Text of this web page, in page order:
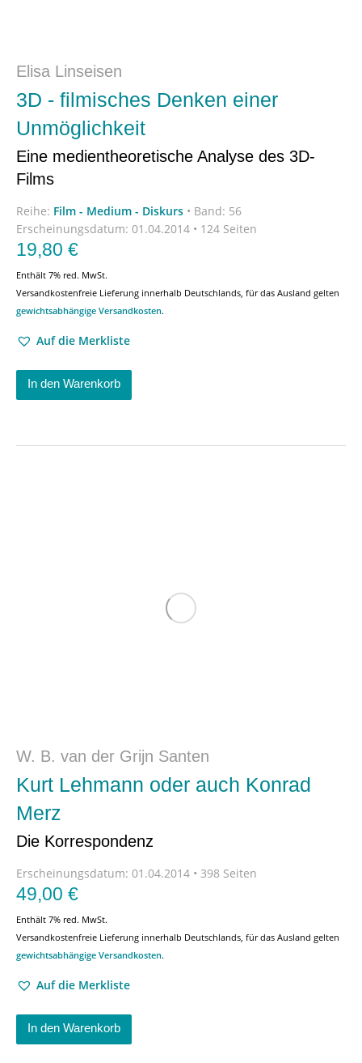
Elisa Linseisen
3D - filmisches Denken einer
Unmöglichkeit
Eine medientheoretische Analyse des 3D-
Films
Reihe: Film - Medium - Diskurs • Band: 56
Erscheinungsdatum: 01.04.2014 • 124 Seiten
19,80 €
Enthält 7% red. MwSt.
Versandkostenfreie Lieferung innerhalb Deutschlands, für das Ausland gelten
gewichtsabhängige Versandkosten.
Auf die Merkliste
In den Warenkorb
W. B. van der Grijn Santen
Kurt Lehmann oder auch Konrad
Merz
Die Korrespondenz
Erscheinungsdatum: 01.04.2014 • 398 Seiten
49,00 €
Enthält 7% red. MwSt.
Versandkostenfreie Lieferung innerhalb Deutschlands, für das Ausland gelten
gewichtsabhängige Versandkosten.
Auf die Merkliste
In den Warenkorb